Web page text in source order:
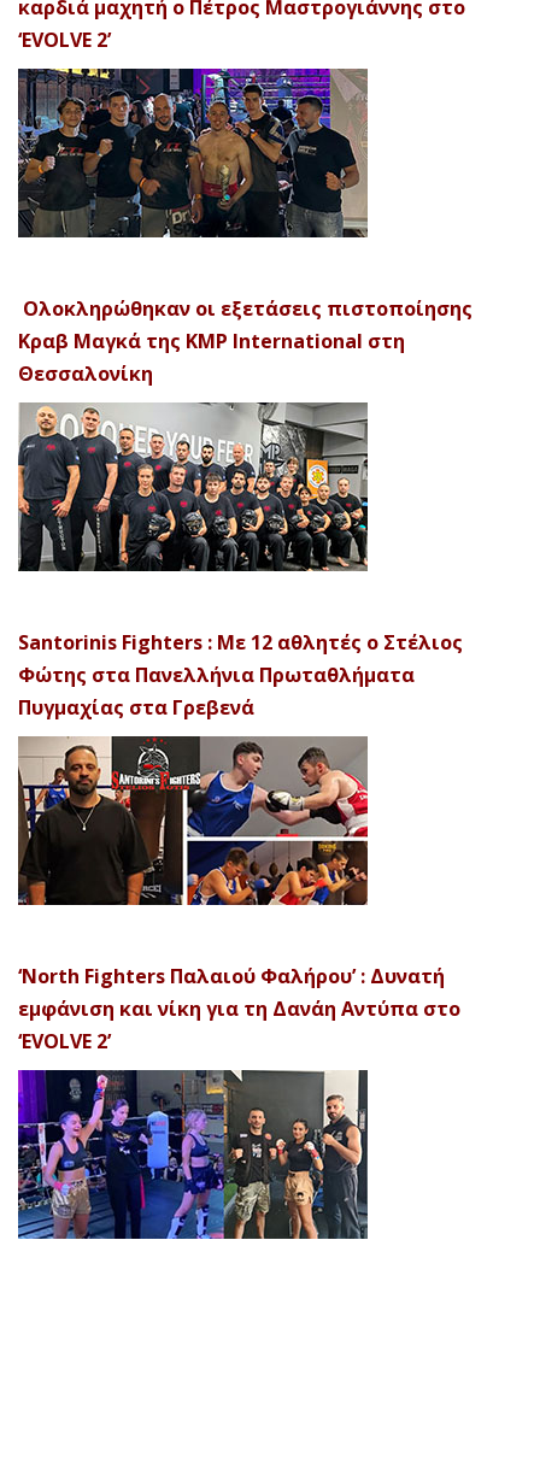
καρδιά μαχητή ο Πέτρος Μαστρογιάννης στο
‘EVOLVE 2’
Ολοκληρώθηκαν οι εξετάσεις πιστοποίησης
Κραβ Μαγκά της KMP International στη
Θεσσαλονίκη
Santorinis Fighters : Με 12 αθλητές ο Στέλιος
Φώτης στα Πανελλήνια Πρωταθλήματα
Πυγμαχίας στα Γρεβενά
‘North Fighters Παλαιού Φαλήρου’ : Δυνατή
εμφάνιση και νίκη για τη Δανάη Αντύπα στο
‘EVOLVE 2’